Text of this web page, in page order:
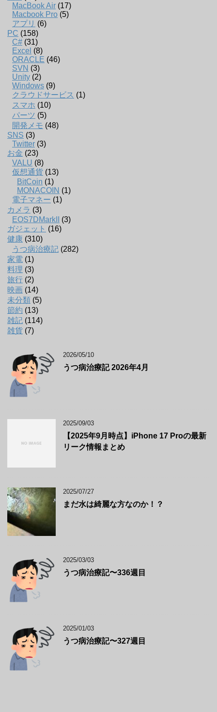
MacBook Air (17)
Macbook Pro (5)
アプリ (6)
PC (158)
C# (31)
Excel (8)
ORACLE (46)
SVN (3)
Unity (2)
Windows (9)
クラウドサービス (1)
スマホ (10)
パーツ (5)
開発メモ (48)
SNS (3)
Twitter (3)
お金 (23)
VALU (8)
仮想通貨 (13)
BitCoin (1)
MONACOIN (1)
電子マネー (1)
カメラ (3)
EOS7DMarkII
(3)
ガジェット (16)
健康 (310)
うつ病治療記 (282)
家電 (1)
料理 (3)
旅行 (2)
映画 (14)
未分類 (5)
節約 (13)
雑記 (114)
雑貨 (7)
2026/05/10
うつ病治療記 2026年4月
2025/09/03
【2025年9月時点】iPhone 17 Proの最新
リーク情報まとめ
2025/07/27
まだ水は綺麗な方なのか！？
2025/03/03
うつ病治療記〜336週目
2025/01/03
うつ病治療記〜327週目